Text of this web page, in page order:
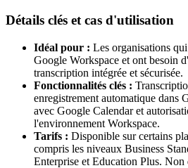
Détails clés et cas d'utilisation
Idéal pour : Les organisations
Google Workspace et ont besoin
transcription intégrée et sécurisée.
Fonctionnalités clés :
enregistrement automatique dans
avec Google Calendar et
l'environnement Workspace.
Tarifs : Disponible sur certains
compris les niveaux Business
Enterprise et Education Plus.